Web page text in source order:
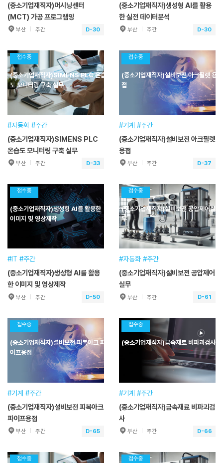
수강신청 수강신청
(중소기업재직자)머시닝센터
(MCT) 가공 프로그램밍
부산 주간 D-30
(MCT) 가공 프로그램밍
훈련기간
2026.09.09~2026.09.09
교육일정
7시간(1일) [주간]
교육시간
09:00~16:00
교육장소
녹산교육훈련센터
접수기간
수강신청
(중소기업재직자)생성형 AI를 활용
한 실전 데이터분석
부산 주간 D-30
용한 실전 데이터분석
2026.09.09~2026.09.09
교육일정
7시간(1일) [주간]
09:00~17:00
본원
2026.01.30~2026.09.09
수강신청
접수중
(중소기업재직자)SIMENS PLC 온습
도 모니터링 구축 실무
#자동화 #주간
(중소기업재직자)SIMENS PLC
온습도 모니터링 구축 실무
부산 주간 D-33
PLC 온습도 모니터링 구축 실무
2026.09.12~2026.09.13
교육일정
12시간(2일) [주간]
09:00~16:00
본원
2026.01.30~2026.09.12
수강신청
접수중
(중소기업재직자)설비보전 아크필렛 용
접
#기계 #주간
(중소기업재직자)설비보전 아크필렛
용접
부산 주간 D-37
필렛 용접
훈련기간
2026.09.16~2026.09.16
교육일정
7시간(1일) [주간]
교육시간
09:00~17:00
교육장소
녹산교육훈련센터
접수기간
2026.01.30~2026.09.16
수강신청
접수중
(중소기업재직자)생성형 AI를 활용한
이미지 및 영상제작
#IT #주간
(중소기업재직자)생성형 AI를 활용
한 이미지 및 영상제작
부산 주간 D-50
용한 이미지 및 영상제작
2026.09.29~2026.09.29
교육일정
7시간(1일) [주간]
09:00~17:00
본원
2026.05.26~2026.09.29
수강신청
접수중
(중소기업재직자)설비보전 공압제어실
무
#자동화 #주간
(중소기업재직자)설비보전 공압제어
실무
부산 주간 D-61
제어실무
교육일정
16시간(2일) [주간]
09:00~18:00
본원
접수기간
수강신청
접수중
(중소기업재직자)설비보전 피복아크 파
이프용접
#기계 #주간
(중소기업재직자)설비보전 피복아크
파이프용접
부산 주간 D-65
아크 파이프용접
접수중
(중소기업재직자)금속재료 비파괴검사
#기계 #주간
(중소기업재직자)금속재료 비파괴검
사
부산 주간 D-66
괴검사
접수중 접수중